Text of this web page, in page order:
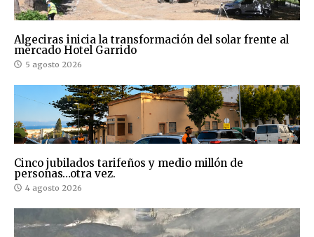
Algeciras inicia la transformación del solar frente al
mercado Hotel Garrido
5 agosto 2026
Cinco jubilados tarifeños y medio millón de
personas…otra vez.
4 agosto 2026